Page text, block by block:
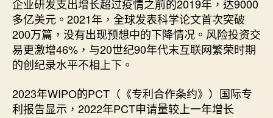
企业研发支出增长超过疫情之前的2019年，达9000
多亿美元。2021年，全球发表科学论文首次突破
200万篇，没有出现预想中的下降情况。风险投资交
易更激增46%，与20世纪90年代末互联网繁荣时期
的创纪录水平不相上下。
2023年WIPO的PCT（《专利合作条约》）国际专
利报告显示，2022年PCT申请量较上一年增长